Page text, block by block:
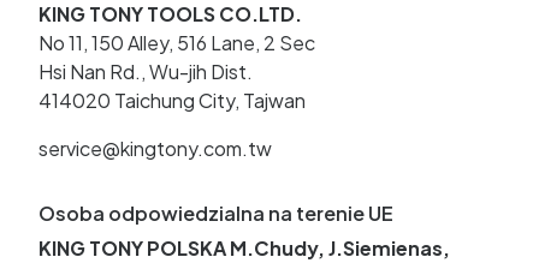
KING TONY TOOLS CO.LTD.
No 11, 150 Alley, 516 Lane, 2 Sec
Hsi Nan Rd., Wu-jih Dist.
414020 Taichung City, Tajwan
service@kingtony.com.tw
Osoba odpowiedzialna na terenie UE
KING TONY POLSKA M.Chudy, J.Siemienas,